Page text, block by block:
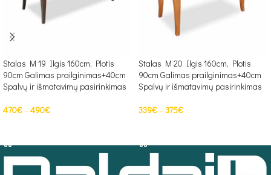
Stalas M 19 Ilgis 160cm, Plotis
90cm Galimas prailginimas+40cm
Spalvų ir išmatavimų pasirinkimas
470€–490€
Stalas M 20 Ilgis 160cm, Plotis
90cm Galimas prailginimas+40cm
Spalvų ir išmatavimų pasirinkimas
339€–375€